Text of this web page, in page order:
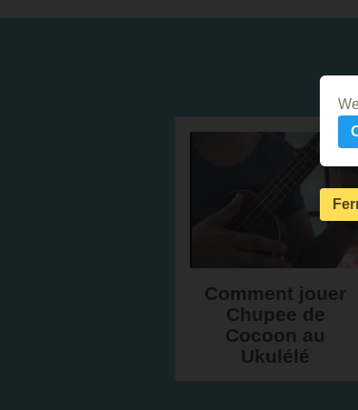
Comment jouer
Chupee de
Cocoon au
Ukulélé